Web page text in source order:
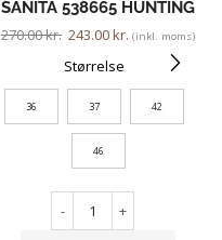
SANITA 538665 HUNTING
270.00kr. 243.00kr. (inkl. moms)
Størrelse
36 37 42
46
- +